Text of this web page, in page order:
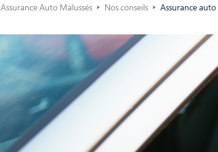
Assurance Auto Malussés Nos conseils Assurance